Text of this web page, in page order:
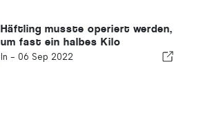
Häftling musste operiert werden,
um fast ein halbes Kilo
Haschisch zu entfernen
In - 06 Sep 2022